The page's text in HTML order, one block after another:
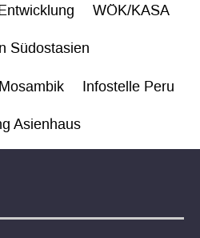
WÖK/KASA
Südostasien
Infostelle Peru
Asienhaus